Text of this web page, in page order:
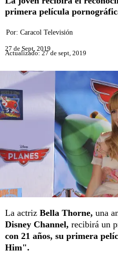
primera película
Por: Caracol Televisión
27 de Sept, 2019
Actualizado: 27 de sept, 2019
La actriz Bella Thorne, una
Disney Channel, recibirá un
con 21 años, su primera
Him".